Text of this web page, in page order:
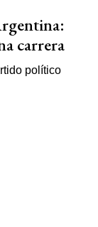
carrera